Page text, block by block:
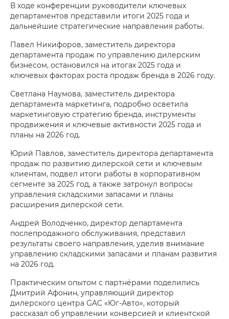
В ходе конференции руководители ключевых
департаментов представили итоги 2025 года и
дальнейшие стратегические направления работы.
Павел Никифоров, заместитель директора
департамента продаж по управлению дилерским
бизнесом, остановился на итогах 2025 года и
ключевых факторах роста продаж бренда в 2026 году.
Светлана Наумова, заместитель директора
департамента маркетинга, подробно осветила
маркетинговую стратегию бренда, инструменты
продвижения и ключевые активности 2025 года и
планы на 2026 год.
Юрий Павлов, заместитель директора департамента
продаж по развитию дилерской сети и ключевым
клиентам, подвел итоги работы в корпоративном
сегменте за 2025 год, а также затронул вопросы
управления складскими запасами и планы
расширения дилерской сети.
Андрей Володченко, директор департамента
послепродажного обслуживания, представил
результаты своего направления, уделив внимание
управлению складскими запасами и планам развития
на 2026 год.
Практическим опытом с партнёрами поделились
Дмитрий Афонин, управляющий директор
дилерского центра GAC «Юг-Авто», который
рассказал об управлении конверсией и клиентской